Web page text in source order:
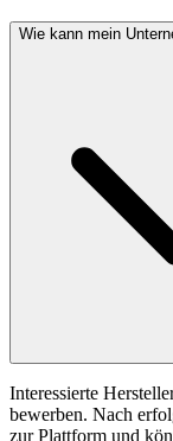
Wie kann mein
Interessierte
bewerben. Nach
zur Plattform und